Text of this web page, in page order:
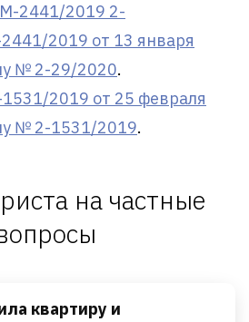
2441/2019 2-
2019 от 13 января
№ 2-29/2020.
2019 от 25 февраля
№ 2-1531/2019.
на частные
квартиру и